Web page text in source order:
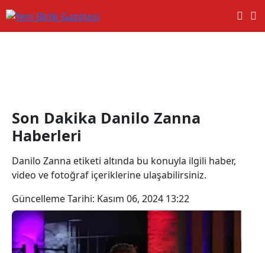
Son Dakika Danilo Zanna
Haberleri
Danilo Zanna etiketi altında bu konuyla ilgili haber,
video ve fotoğraf içeriklerine ulaşabilirsiniz.
Güncelleme Tarihi: Kasım 06, 2024 13:22